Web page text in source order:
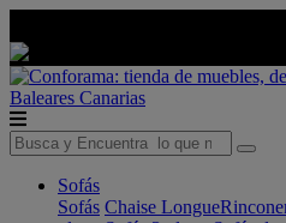
Baleares Canarias
Sofás
Sofás Chaise Longue